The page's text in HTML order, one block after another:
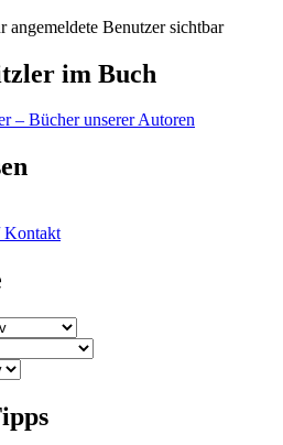
angemeldete Benutzer sichtbar
im Buch
Kontakt